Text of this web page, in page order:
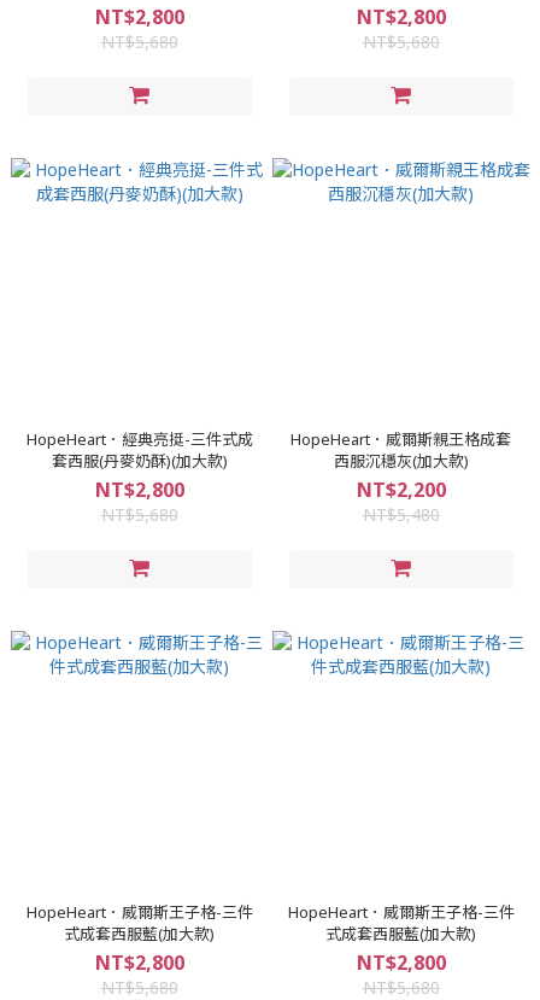
NT$2,800
NT$5,680
NT$2,800
NT$5,680
HopeHeart．經典亮挺-三件式成
套西服(丹麥奶酥)(加大款)
NT$2,800
NT$5,680
HopeHeart．威爾斯親王格成套
西服沉穩灰(加大款)
NT$2,200
NT$5,480
HopeHeart．威爾斯王子格-三件
式成套西服藍(加大款)
NT$2,800
NT$5,680
HopeHeart．威爾斯王子格-三件
式成套西服藍(加大款)
NT$2,800
NT$5,680